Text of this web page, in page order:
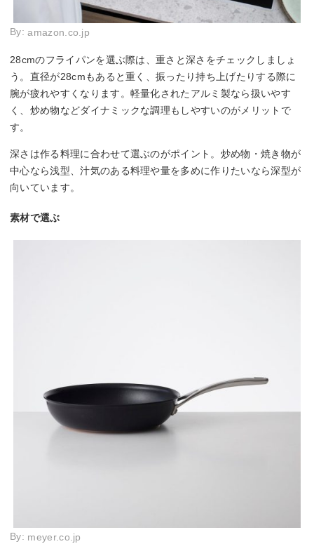
By:amazon.co.jp
28cmのフライパンを選ぶ際は、重さと深さをチェックしましょ
う。直径が28cmもあると重く、振ったり持ち上げたりする際に
腕が疲れやすくなります。軽量化されたアルミ製なら扱いやす
く、炒め物などダイナミックな調理もしやすいのがメリットで
す。
深さは作る料理に合わせて選ぶのがポイント。炒め物・焼き物が
中心なら浅型、汁気のある料理や量を多めに作りたいなら深型が
向いています。
素材で選ぶ
By: meyer.co.jp